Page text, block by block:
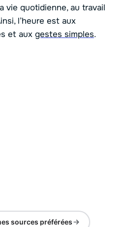
vie quotidienne, au travail
l’heure est aux
et aux gestes simples.
sources préférées